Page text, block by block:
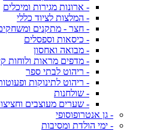
- ארונות מגירות ומיכלים
- המלצות לציוד כללי
- חצר - מתקנים
- כיסאות וספסלים
- מבואה ואחסון
- מדפים מראות ולוחות
- ריהוט לבתי ספר
- ריהוט לתינוקות
- שולחנות
- שערים מעוצבים
- גן אנטרופוסופי
- ימי הולדת ומסיבות